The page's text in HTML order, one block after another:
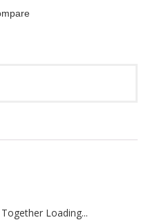
Loading...